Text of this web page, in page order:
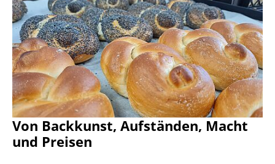
Von Backkunst, Aufständen, Macht
und Preisen